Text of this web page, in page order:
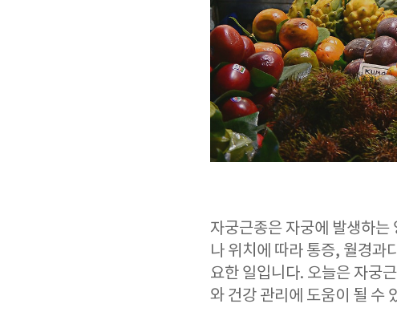
자궁근종은 자궁에 발생하
나 위치에 따라 통증, 월경과
요한 일입니다. 오늘은 자궁
와 건강 관리에 도움이 될 수